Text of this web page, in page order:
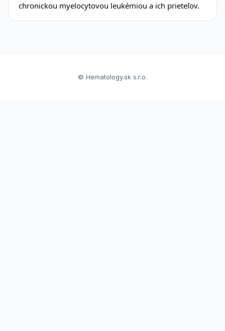
chronickou myelocytovou leukémiou a ich prieteľov.
© Hematology.sk s.r.o.